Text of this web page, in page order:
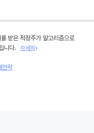
받은 적정주가 알고리즘으로
니다.
자세히
전략